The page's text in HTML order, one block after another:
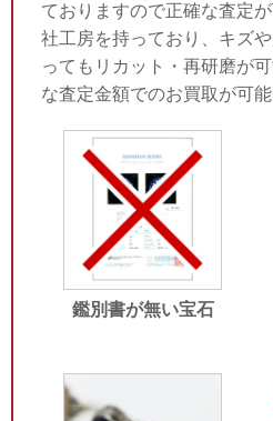
ておりますので正確な査定
社工房を持っており、キズ
ってもリカット・再研磨が
な査定金額でのお買取が可
鑑別書が無い宝石